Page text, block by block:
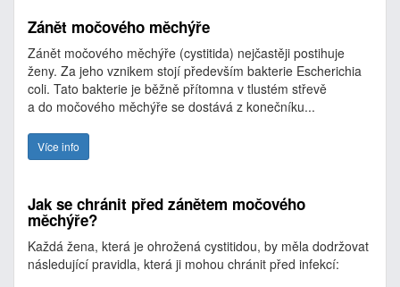
Zánět močového měchýře
Zánět močového měchýře (cystitida) nejčastěji postihuje
ženy. Za jeho vznikem stojí především bakterie Escherichia
coli. Tato bakterie je běžně přítomna v tlustém střevě
a do močového měchýře se dostává z konečníku...
Více info
Jak se chránit před zánětem močového
měchýře?
Každá žena, která je ohrožená cystitidou, by měla dodržovat
následující pravidla, která ji mohou chránit před infekcí: